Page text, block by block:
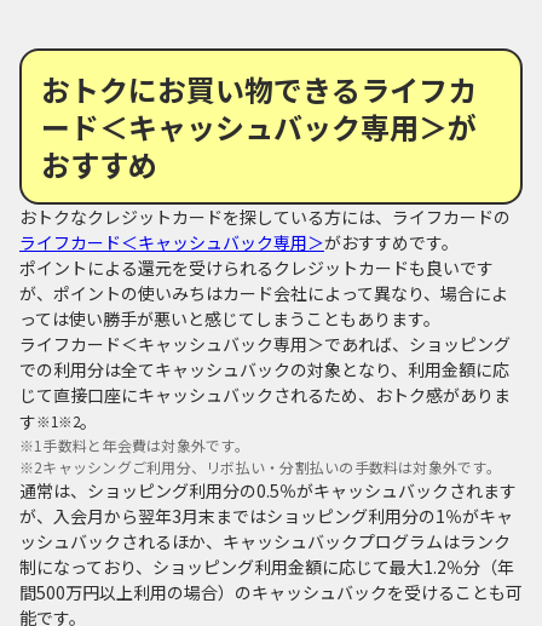
おトクにお買い物できるライフカ
ード＜キャッシュバック専用＞が
おすすめ
おトクなクレジットカードを探している方には、ライフカードの
ライフカード＜キャッシュバック専用＞がおすすめです。
ポイントによる還元を受けられるクレジットカードも良いです
が、ポイントの使いみちはカード会社によって異なり、場合によ
っては使い勝手が悪いと感じてしまうこともあります。
ライフカード＜キャッシュバック専用＞であれば、ショッピング
での利用分は全てキャッシュバックの対象となり、利用金額に応
じて直接口座にキャッシュバックされるため、おトク感がありま
す※1※2。
※1 手数料と年会費は対象外です。
※2キャッシングご利用分、リボ払い・分割払いの手数料は対象外です。
通常は、ショッピング利用分の0.5％がキャッシュバックされます
が、入会月から翌年3月末まではショッピング利用分の1％がキャ
ッシュバックされるほか、キャッシュバックプログラムはランク
制になっており、ショッピング利用金額に応じて最大1.2％分（年
間500万円以上利用の場合）のキャッシュバックを受けることも可
能です。